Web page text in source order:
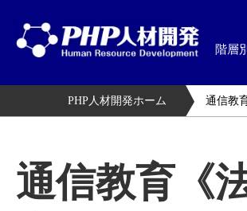
階層
PHP人材開発ホーム 通信教
通信教育《